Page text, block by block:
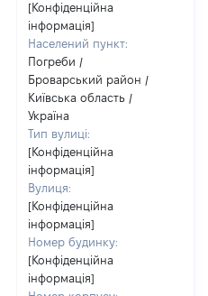
[Конфіденційна
інформація]
Населений пункт:
Погреби /
Броварський район /
Київська область /
Україна
Тип вулиці:
[Конфіденційна
інформація]
Вулиця:
[Конфіденційна
інформація]
Номер будинку:
[Конфіденційна
інформація]